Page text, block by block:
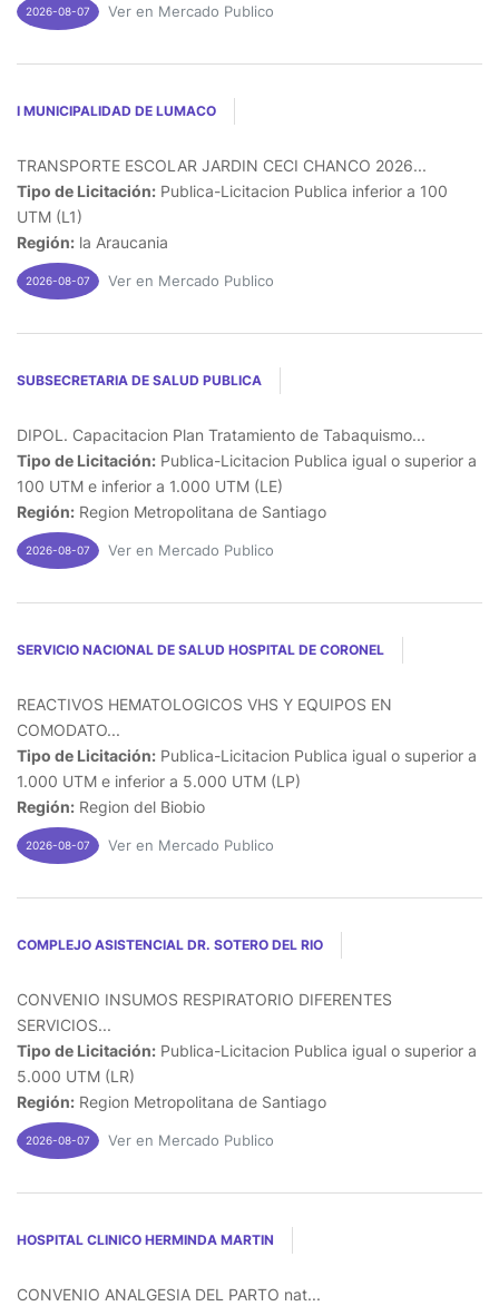
2026-08-07 Ver en Mercado Publico
I MUNICIPALIDAD DE LUMACO
TRANSPORTE ESCOLAR JARDIN CECI CHANCO 2026...
Tipo de Licitación: Publica-Licitacion Publica inferior a 100
UTM (L1)
Región: la Araucania
2026-08-07 Ver en Mercado Publico
SUBSECRETARIA DE SALUD PUBLICA
DIPOL. Capacitacion Plan Tratamiento de Tabaquismo...
Tipo de Licitación: Publica-Licitacion Publica igual o superior a
100 UTM e inferior a 1.000 UTM (LE)
Región: Region Metropolitana de Santiago
2026-08-07 Ver en Mercado Publico
SERVICIO NACIONAL DE SALUD HOSPITAL DE CORONEL
REACTIVOS HEMATOLOGICOS VHS Y EQUIPOS EN
COMODATO...
Tipo de Licitación: Publica-Licitacion Publica igual o superior a
1.000 UTM e inferior a 5.000 UTM (LP)
Región: Region del Biobio
2026-08-07 Ver en Mercado Publico
COMPLEJO ASISTENCIAL DR. SOTERO DEL RIO
CONVENIO INSUMOS RESPIRATORIO DIFERENTES
SERVICIOS...
Tipo de Licitación: Publica-Licitacion Publica igual o superior a
5.000 UTM (LR)
Región: Region Metropolitana de Santiago
2026-08-07 Ver en Mercado Publico
HOSPITAL CLINICO HERMINDA MARTIN
CONVENIO ANALGESIA DEL PARTO nat...